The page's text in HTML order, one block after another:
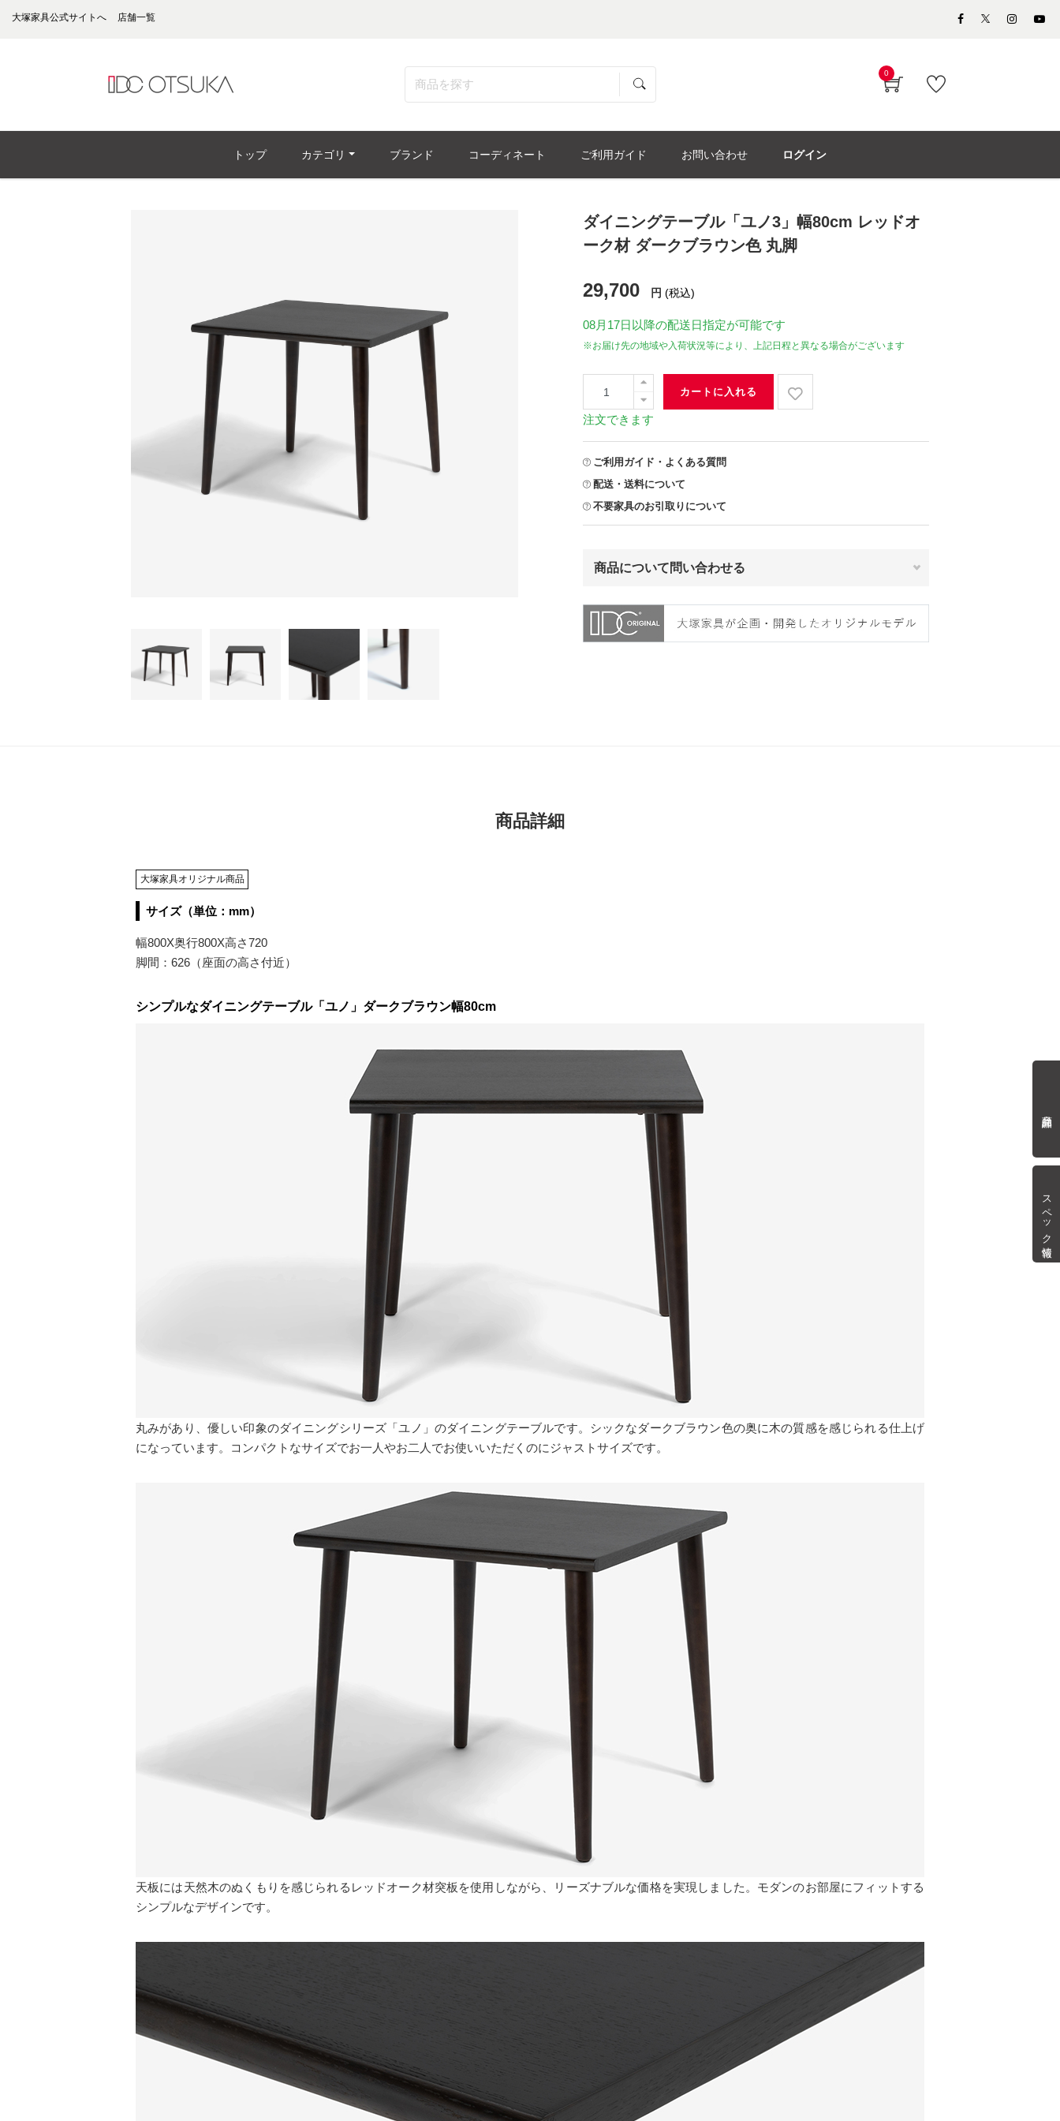
スペック情報
大塚家具公式サイトへ 店舗一覧
0
トップ カテゴリ ブランド コーディネート ご利用ガイド お問い合わせ ログイン
ダイニングテーブル「ユノ3」幅80cm レッドオ
ーク材 ダークブラウン色 丸脚
29,700 円 (税込)
08月17日 以降の配送日指定が可能です
※お届け先の地域や入荷状況等により、上記日程と異なる場合がございます
カートに入れる
注文できます
ご利用ガイド・よくある質問
配送・送料について
不要家具のお引取りについて
商品について問い合わせる
商品詳細
大塚家具オリジナル商品
サイズ（単位：mm）
幅800X奥行800X高さ720
脚間：626（座面の高さ付近）
シンプルなダイニングテーブル「ユノ」ダークブラウン幅80cm
丸みがあり、優しい印象のダイニングシリーズ「ユノ」のダイニングテーブルです。シックなダークブラウン色の奥に木の質感を感じられる仕上げ
になっています。コンパクトなサイズでお一人やお二人でお使いいただくのにジャストサイズです。
天板には天然木のぬくもりを感じられるレッドオーク材突板を使用しながら、リーズナブルな価格を実現しました。モダンのお部屋にフィットする
シンプルなデザインです。